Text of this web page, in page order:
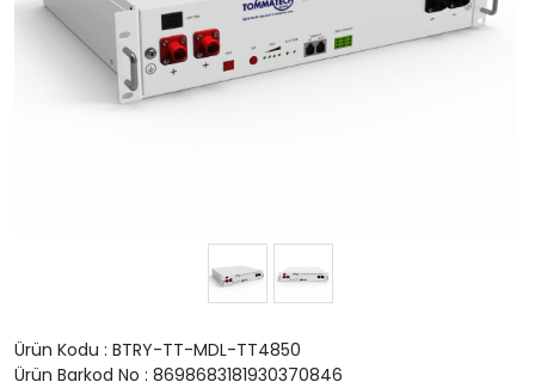
Ürün Kodu : BTRY-TT-MDL-TT4850
Ürün Barkod No : 8698683181930370846